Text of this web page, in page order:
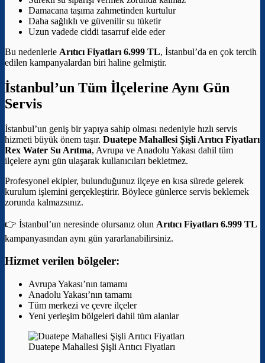
Damacana taşıma zahmetinden kurtulur
Daha sağlıklı ve güvenilir su tüketir
Uzun vadede ciddi tasarruf elde eder
Bu nedenlerle Arıtıcı Fiyatları 6.999 TL, İstanbul’da en çok tercih
edilen kampanyalardan biri haline gelmiştir.
İstanbul’un Tüm İlçelerine Aynı Gün
Servis
İstanbul’un geniş bir yapıya sahip olması nedeniyle hızlı servis
hizmeti büyük önem taşır. Duatepe Mahallesi Şişli Arıtıcı Fiyatları
Rex Water Su Arıtma, Avrupa ve Anadolu Yakası dahil tüm
ilçelere aynı gün ulaşarak kullanıcıları bekletmez.
Profesyonel ekipler, bulunduğunuz ilçeye en kısa sürede gelerek
kurulum işlemini gerçekleştirir. Böylece günlerce servis beklemek
zorunda kalmazsınız.
👉 İstanbul’un neresinde olursanız olun Arıtıcı Fiyatları 6.999 TL
kampanyasından aynı gün yararlanabilirsiniz.
Hizmet verilen bölgeler:
Avrupa Yakası’nın tamamı
Anadolu Yakası’nın tamamı
Tüm merkezi ve çevre ilçeler
Yeni yerleşim bölgeleri dahil tüm alanlar
Duatepe Mahallesi Şişli Arıtıcı Fiyatları